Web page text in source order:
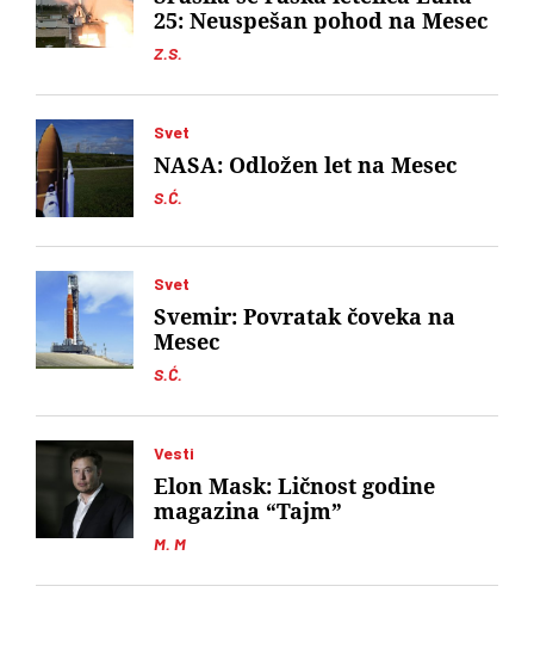
Z.S.
25: Neuspešan pohod na Mesec
Svet
S.Ć.
NASA: Odložen let na Mesec
Svet
S.Ć.
Svemir: Povratak čoveka na
Mesec
Vesti
M. M
Elon Mask: Ličnost godine
magazina “Tajm”